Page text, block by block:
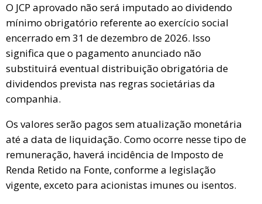
O JCP aprovado não será imputado ao dividendo
mínimo obrigatório referente ao exercício social
encerrado em 31 de dezembro de 2026. Isso
significa que o pagamento anunciado não
substituirá eventual distribuição obrigatória de
dividendos prevista nas regras societárias da
companhia.
Os valores serão pagos sem atualização monetária
até a data de liquidação. Como ocorre nesse tipo de
remuneração, haverá incidência de Imposto de
Renda Retido na Fonte, conforme a legislação
vigente, exceto para acionistas imunes ou isentos.